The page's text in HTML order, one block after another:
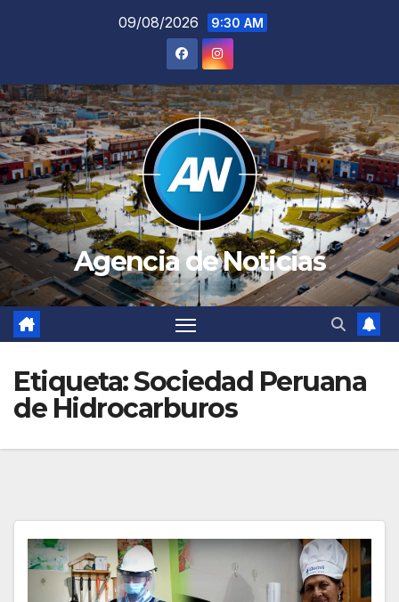
09/08/2026 9:30 AM
Agencia de Noticias
Etiqueta:Sociedad Peruana
de Hidrocarburos